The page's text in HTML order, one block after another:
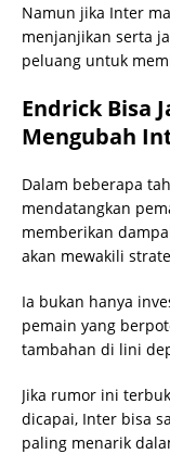
Namun jika Inter
menjanjikan serta
peluang untuk
Endrick Bisa
Mengubah
Dalam beberapa
mendatangkan
memberikan
akan mewakili
Ia bukan hanya
pemain yang
tambahan di lini
Jika rumor ini
dicapai, Inter bisa
paling menarik